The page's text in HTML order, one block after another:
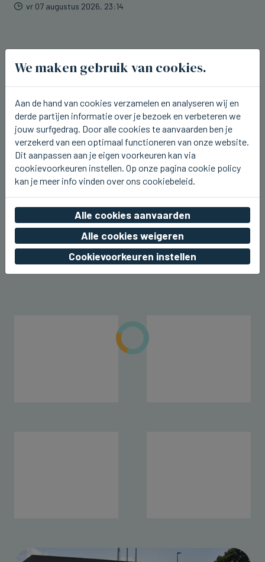
vr 07 augustus 2026, 23:14
ICHTEGEM
U2.be op de planken bij Ceciliafeeste
in Ichtegem
vr 07 augustus 2026, 22:42
We maken gebruik van cookies.
Aan de hand van cookies verzamelen en analyseren wij en
derde partijen informatie over je bezoek en verbeteren we
jouw surfgedrag. Door alle cookies te aanvaarden ben je
verzekerd van een optimaal functioneren van onze website.
Dit aanpassen aan je eigen voorkeuren kan via
cookievoorkeuren instellen. Op onze pagina cookie policy
kan je meer info vinden over ons cookiebeleid.
Alle cookies aanvaarden
Alle cookies weigeren
Cookievoorkeuren instellen